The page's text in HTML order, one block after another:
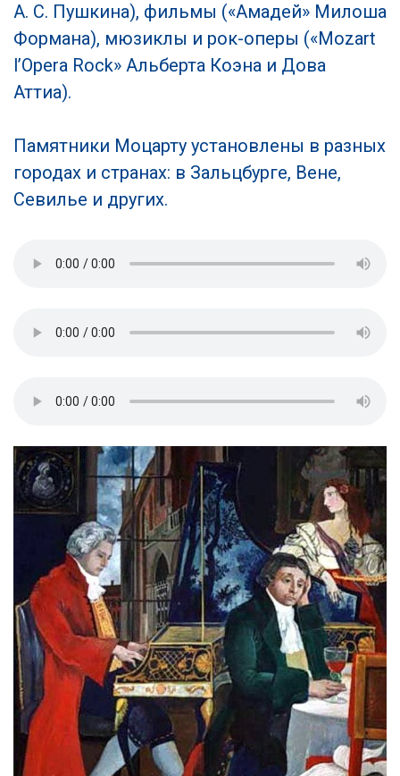
А. С. Пушкина), фильмы («Амадей» Милоша
Формана), мюзиклы и рок-оперы («Mozart
l’Opera Rock» Альберта Коэна и Дова
Аттиа).
Памятники Моцарту установлены в разных
городах и странах: в Зальцбурге, Вене,
Севилье и других.